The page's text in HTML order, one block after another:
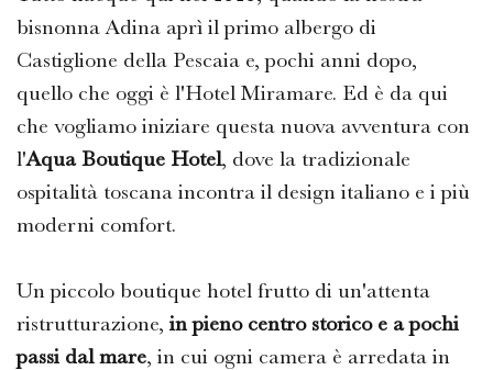
bisnonna Adina aprì il primo albergo di
Castiglione della Pescaia e, pochi anni dopo,
quello che oggi è l'Hotel Miramare. Ed è da qui
che vogliamo iniziare questa nuova avventura con
l'Aqua Boutique Hotel, dove la tradizionale
ospitalità toscana incontra il design italiano e i più
moderni comfort.
Un piccolo boutique hotel frutto di un'attenta
ristrutturazione, in pieno centro storico e a pochi
passi dal mare, in cui ogni camera è arredata in